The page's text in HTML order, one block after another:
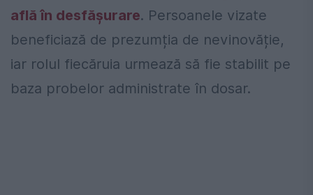
află în desfășurare. Persoanele vizate
beneficiază de prezumția de nevinovăție,
iar rolul fiecăruia urmează să fie stabilit pe
baza probelor administrate în dosar.